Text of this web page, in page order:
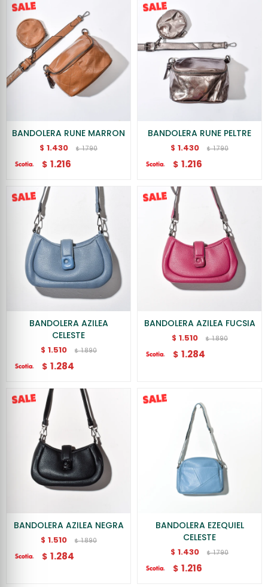
BANDOLERA RUNE MARRON
$ 1.430 $ 1.790
$ 1.216
BANDOLERA RUNE PELTRE
$ 1.430 $ 1.790
$ 1.216
BANDOLERA AZILEA
CELESTE
$ 1.510 $ 1.890
$ 1.284
BANDOLERA AZILEA FUCSIA
$ 1.510 $ 1.890
$ 1.284
BANDOLERA AZILEA NEGRA
$ 1.510 $ 1.890
$ 1.284
BANDOLERA EZEQUIEL
CELESTE
$ 1.430 $ 1.790
$ 1.216